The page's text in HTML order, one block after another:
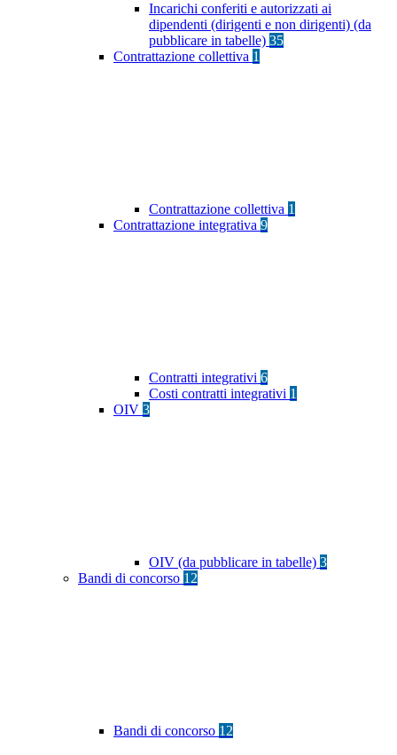
Incarichi conferiti e autorizzati ai
dipendenti (dirigenti e non dirigenti) (da
pubblicare in tabelle) 35
Contrattazione collettiva 1
Contrattazione collettiva 1
Contrattazione integrativa 9
Contratti integrativi 6
Costi contratti integrativi 1
OIV 3
OIV (da pubblicare in tabelle) 3
Bandi di concorso 12
Bandi di concorso 12